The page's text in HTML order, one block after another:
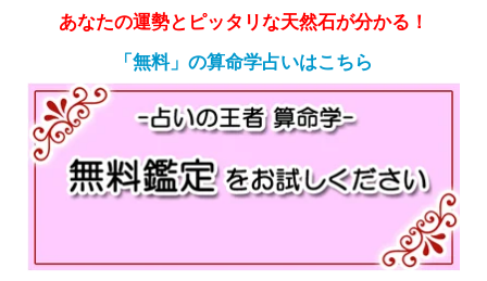
あなたの運勢とピッタリな天然石が分かる！
「無料」の算命学占いはこちら